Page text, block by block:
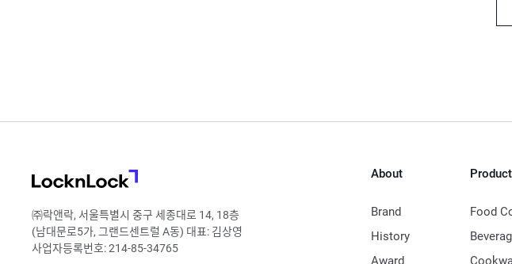
About
Brand
History
Award
Product
Food
㈜락앤락, 서울특별시 중구 세종대로 14, 18층
(남대문로5가, 그랜드센트럴 A동) 대표: 김상영
사업자등록번호: 214-85-34765